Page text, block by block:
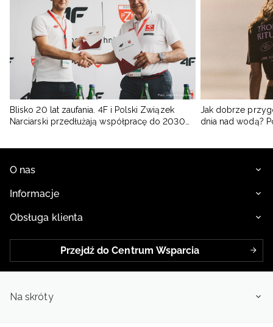
Blisko 20 lat zaufania. 4F i Polski Związek
Narciarski przedłużają współpracę do 2030
Jak dobrze
dnia nad wodą?
O nas
Informacje
Obsługa klienta
Przejdź do Centrum Wsparcia
Na skróty